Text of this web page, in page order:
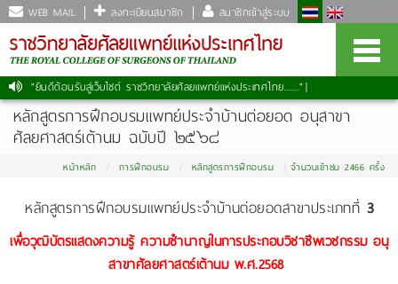
WEB MAIL ลงทะเบียนสมาชิก สมาชิกเข้าสู่ระบบ
"ยินดีต้อนรับสู่เว็บไซต์ ราชวิทยาลัยศัลยแพทย์แห่งประเทศไทย......." |
หลักสูตรการฝึกอบรมแพทย์ประจำบ้านต่อยอด อนุสาขา
ศัลยศาสตร์เต้านม ฉบับปี ๒๕๖๘
หน้าหลัก การฝึกอบรม หลักสูตรการฝึกอบรม จำนวนเข้าชม 2466 ครั้ง
หลักสูตรการฝึกอบรมแพทย์ประจำบ้านต่อยอดสาขาประเภทที่ 3
เพื่อวุฒิบัตรแสดงความรู้ ความชำนาญในการประกอบวิชาชีพเวชกรรม อนุ
สาขาศัลยศาสตร์เต้านมพ.ศ.2568